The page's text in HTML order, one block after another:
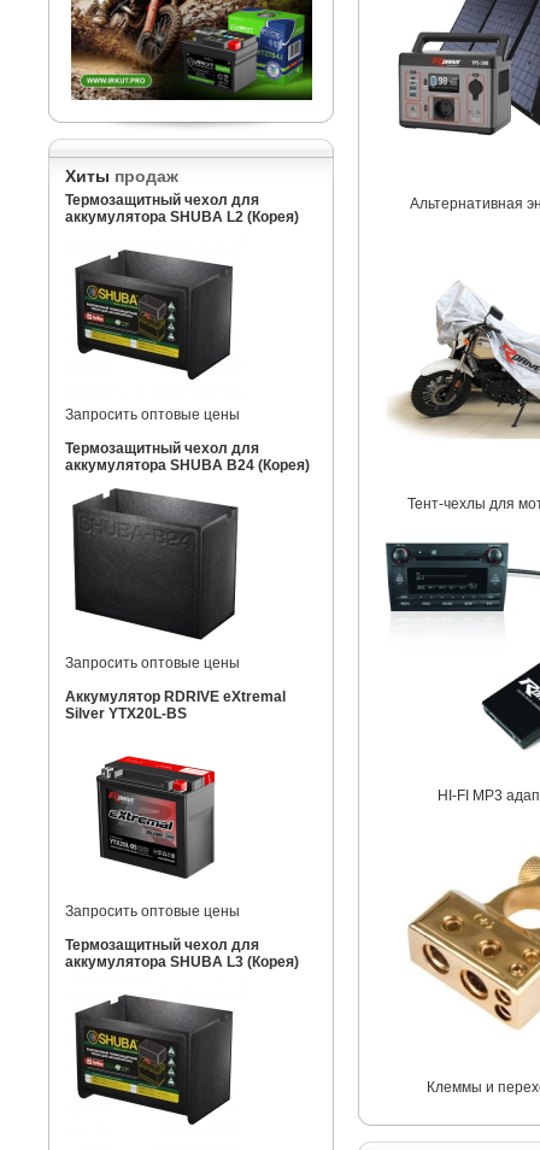
Хиты продаж
Термозащитный чехол для
аккумулятора SHUBA L2 (Корея)
Запросить оптовые цены
Термозащитный чехол для
аккумулятора SHUBA B24 (Корея)
Запросить оптовые цены
Аккумулятор RDRIVE eXtremal
Silver YTX20L-BS
Запросить оптовые цены
Термозащитный чехол для
аккумулятора SHUBA L3 (Корея)
Альтернативная
Тент-чехлы для
HI-FI MP3
Клеммы и